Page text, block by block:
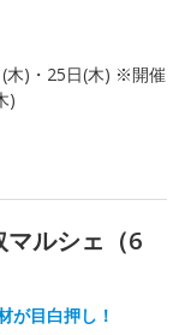
木)・25日(木) ※開催
)
ルシェ（6
が目白押し！